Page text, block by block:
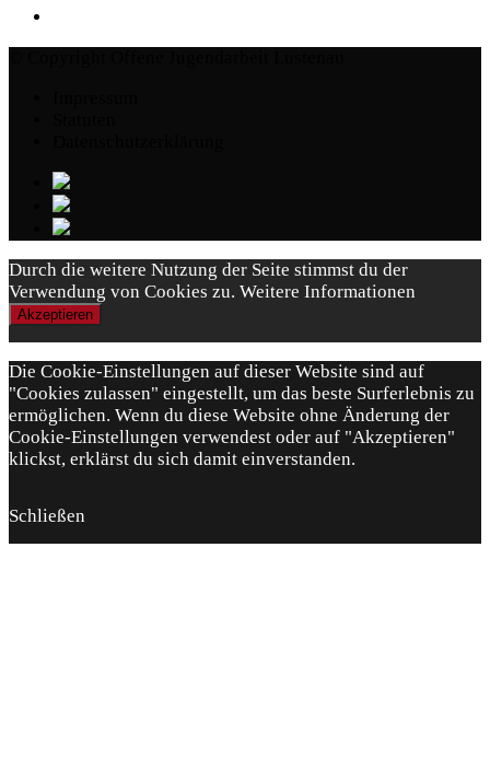
Durch die weitere Nutzung der Seite stimmst du der
Verwendung von Cookies zu. Weitere Informationen
Akzeptieren
Die Cookie-Einstellungen auf dieser Website sind auf
"Cookies zulassen" eingestellt, um das beste Surferlebnis zu
ermöglichen. Wenn du diese Website ohne Änderung der
Cookie-Einstellungen verwendest oder auf "Akzeptieren"
klickst, erklärst du sich damit einverstanden.
Schließen